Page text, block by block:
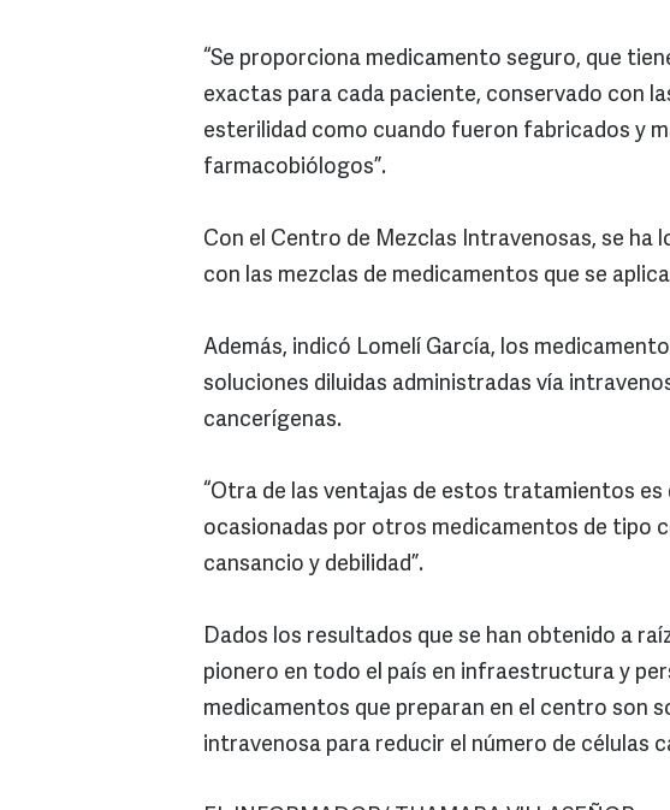
“Se proporciona medicamento seguro, que
exactas para cada paciente, conservado con
esterilidad como cuando fueron fabricados y
farmacobiólogos”.
Con el Centro de Mezclas Intravenosas, se ha
con las mezclas de medicamentos que se
Además, indicó Lomelí García, los
soluciones diluidas administradas vía
cancerígenas.
“Otra de las ventajas de estos tratamientos es
ocasionadas por otros medicamentos de tipo
cansancio y debilidad”.
Dados los resultados que se han obtenido a
pionero en todo el país en infraestructura y
medicamentos que preparan en el centro son
intravenosa para reducir el número de células